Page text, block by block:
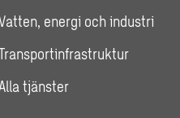
energi och industri
tjänster